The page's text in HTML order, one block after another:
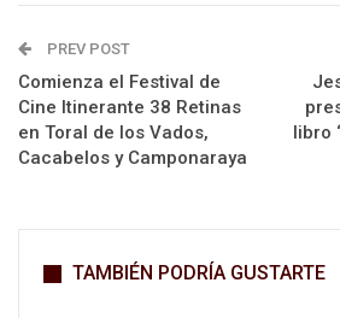
PREV POST
Comienza el Festival de
Cine Itinerante 38 Retinas
en Toral de los Vados,
Cacabelos y Camponaraya
libro
TAMBIÉN PODRÍA GUSTARTE